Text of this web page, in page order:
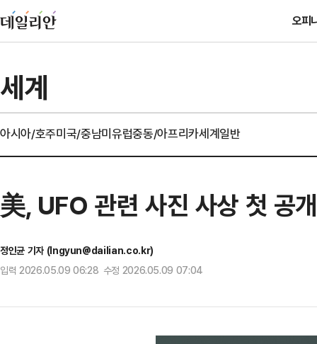
오피
세계
아시아/호주미국/중남미유럽중동/아프리카세계일반
美, UFO 관련 사진 사상 첫 공
정인균 기자 (Ingyun@dailian.co.kr)
입력 2026.05.09 06:28 수정 2026.05.09 07:04